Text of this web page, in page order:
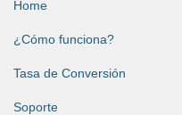
Home
¿Cómo funciona?
Tasa de Conversión
Soporte